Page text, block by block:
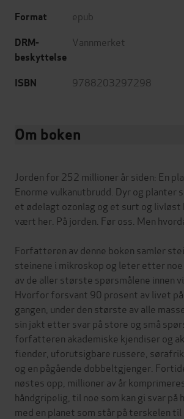
Format epub
DRM-
beskyttelse
Vannmerket
ISBN 9788203297298
Om boken
Jorden for 252 millioner år siden: En
Enorme vulkanutbrudd. Dyr og planter
et ødelagt ozonlag og et surt og livløst
vært her. På jorden. Før oss. Men
Forfatteren av denne boken samler
steinene i mikroskop og leter etter noe
av de aller største spørsmålene innen
Hvorfor forsvant 90 prosent av livet
gangen, under den største av alle
sin jakt etter svar på store og små
forfatteren akademiske kjendiser og
fiender, uforutsigbare russere,
og en pågående dobbeltgjenger.
nøstes opp, millioner av år
håndgripelig, til noe som kan gi svar på
med en planet som står på terskelen